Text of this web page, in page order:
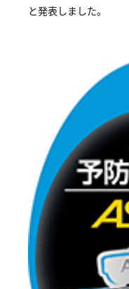
と発表しました。